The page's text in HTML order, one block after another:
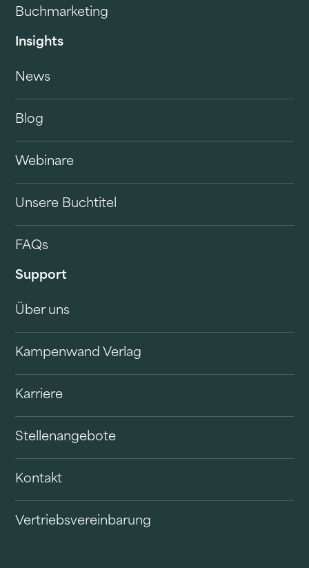
Buchmarketing
Insights
News
Blog
Webinare
Unsere Buchtitel
FAQs
Support
Über uns
Kampenwand Verlag
Karriere
Stellenangebote
Kontakt
Vertriebsvereinbarung